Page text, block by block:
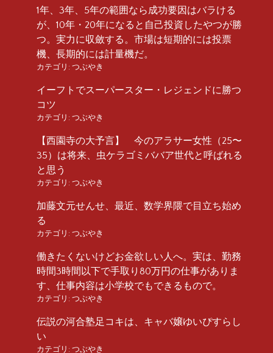
1年、3年、5年の範囲なら成功要因はバラける
が、10年・20年になると自己投資したやつが勝
つ。実力に収斂する。市場は短期的には投票
機、長期的には計量機だ。
カテゴリ: つぶやき
イーフトでスーパースター・レジェンドに勝つ
コツ
カテゴリ: つぶやき
【西園寺の大予言】 今のアラサー女性（25〜
35）は将来、虫ケラゴミババア世代と呼ばれる
と思う
カテゴリ: つぶやき
加藤文元せんせ、最近、数学界隈で目立ち始め
る
カテゴリ: つぶやき
働きたくないけどお金欲しい人へ。実は、勤務
時間3時間以下で手取り80万円の仕事がありま
す、仕事内容は小学校でもできるもので。
カテゴリ: つぶやき
伝説の河合塾足コキは、キャバ嬢ゆいぴすらし
い
カテゴリ: つぶやき